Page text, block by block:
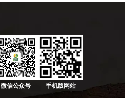
微信公众号 手机版网站